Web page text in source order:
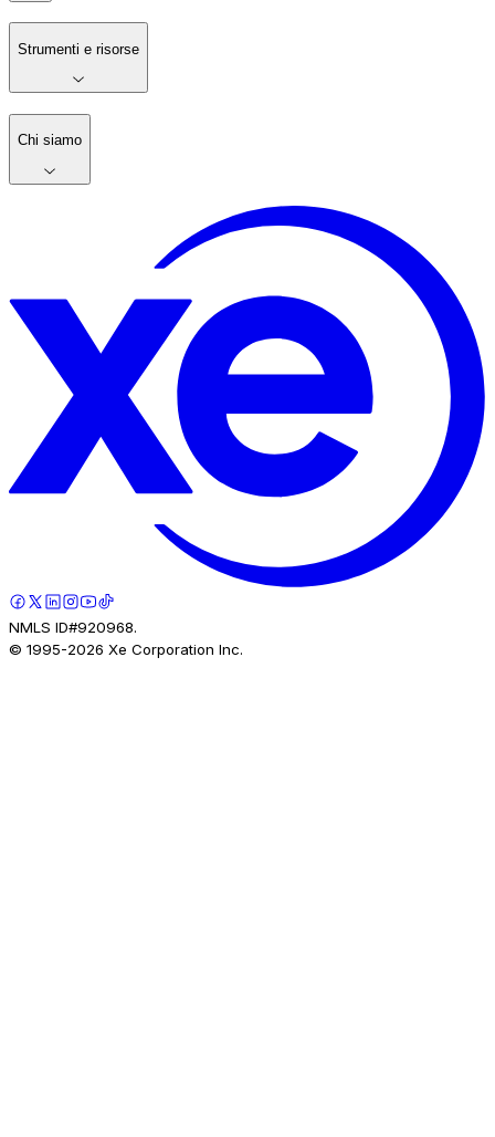
Strumenti e risorse
Chi siamo
NMLS ID#920968.
© 1995-2026 Xe Corporation Inc.